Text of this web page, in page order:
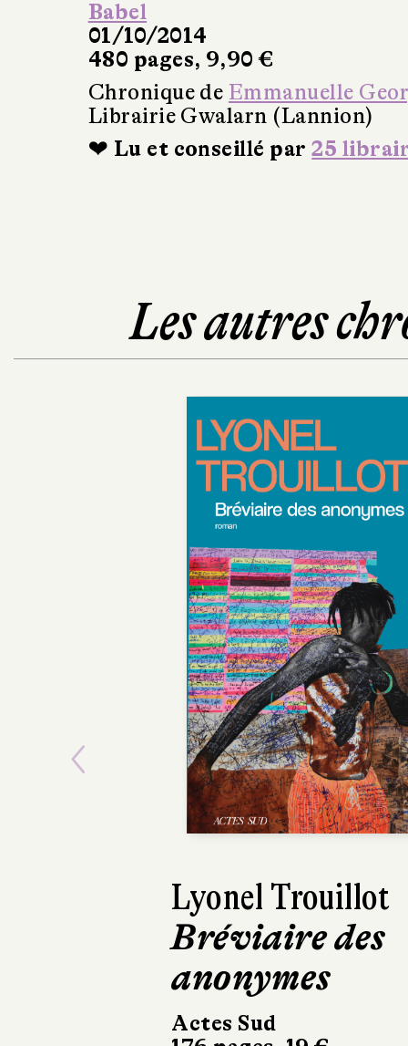
Babel
01/10/2014
480 pages, 9,90 €
Chronique de Emmanuelle
Librairie Gwalarn (Lannion)
❤ Lu et conseillé par25
Les autres
Tiphaine Le Gall
D'ailleurs, ce
n'est pas ma
maison
Previous